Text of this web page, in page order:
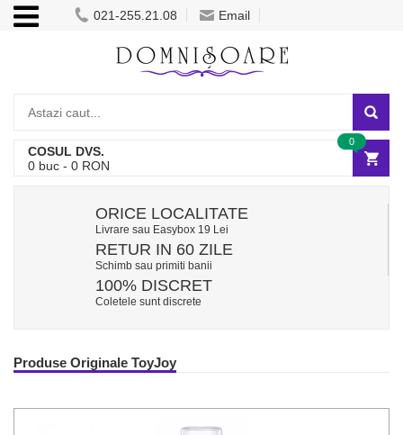
021-255.21.08 Email
COSUL DVS.
0 buc - 0 RON
0
ORICE LOCALITATE
Livrare sau Easybox 19 Lei
RETUR IN 60 ZILE
Schimb sau primiti banii
100% DISCRET
Coletele sunt discrete
Produse Originale ToyJoy